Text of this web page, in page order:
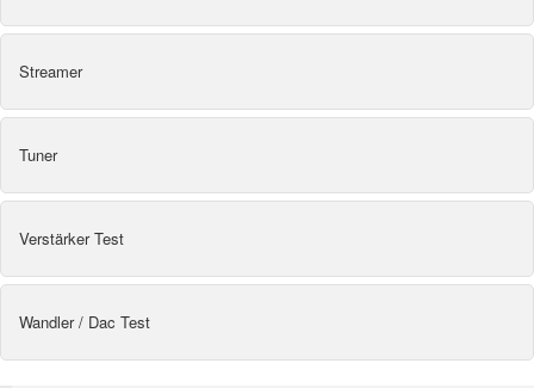
Streamer
Tuner
Verstärker Test
Wandler / Dac Test